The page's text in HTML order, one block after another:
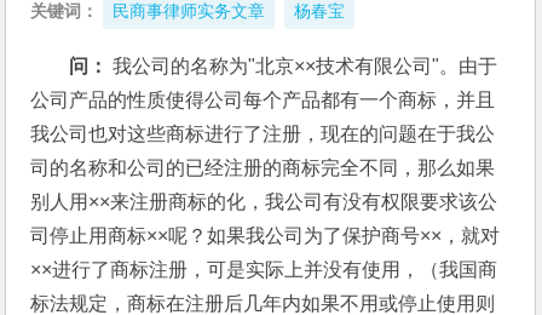
关键词： 民商事律师实务文章 杨春宝
问： 我公司的名称为"北京××技术有限公司"。由于
公司产品的性质使得公司每个产品都有一个商标，并且
我公司也对这些商标进行了注册，现在的问题在于我公
司的名称和公司的已经注册的商标完全不同，那么如果
别人用××来注册商标的化，我公司有没有权限要求该公
司停止用商标××呢？如果我公司为了保护商号××，就对
××进行了商标注册，可是实际上并没有使用，（我国商
标法规定，商标在注册后几年内如果不用或停止使用则